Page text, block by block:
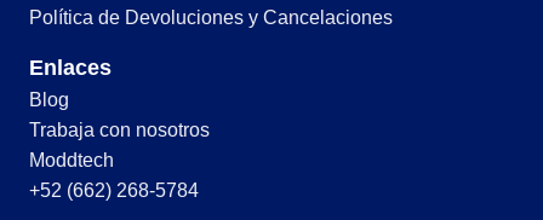
Política de Devoluciones y Cancelaciones
Enlaces
Blog
Trabaja con nosotros
Moddtech
+52 (662) 268-5784